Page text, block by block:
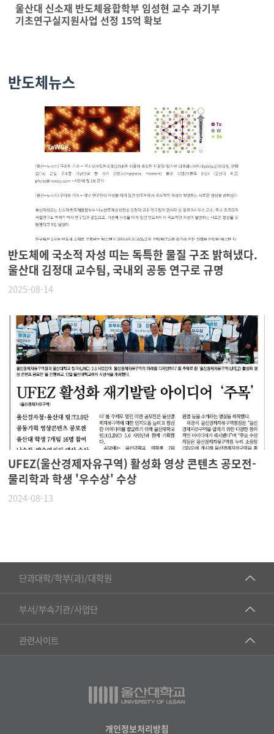
울산대 신소재 반도체융합학부 임성현 교수 과기부
기초연구실지원사업 선정 15억 확보
반도체뉴스
반도체에 국소적 자성 띠는 독특한 물질 구조 밝혀냈다.
울산대 김정대 교수팀, 국내외 공동 연구로 규명
2025-08-14
UFEZ(울산경제자유구역) 활성화 영상 콘텐츠 공모전-
물리학과 학생 '우수상' 수상
2024-08-13
단과대학/학부(과)/대학원
■인문대학
▷국어국문학부
▷일본어·일본학과
▷프랑스어·프랑스학과
부서/부속기관/사업단
공동기기센터
공학교육혁신센터
관련사이트
건강가정지원센터
교수협의회
개인정보처리방침